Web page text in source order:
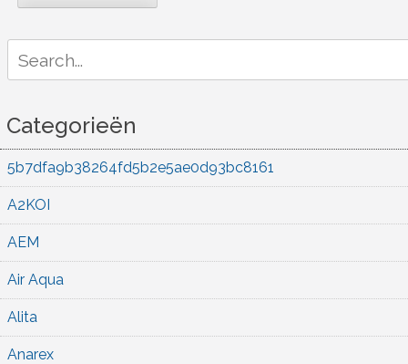
for:
Categorieën
5b7dfa9b38264fd5b2e5ae0d93bc8161
A2KOI
AEM
Air Aqua
Alita
Anarex